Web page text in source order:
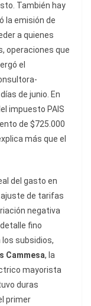
También hay
la emisión de
a quienes
operaciones que
el
de junio. En
impuesto PAIS
de $725.000
más que el
del gasto en
de tarifas
negativa
fino
subsidios,
Cammesa, la
mayorista
duras
primer